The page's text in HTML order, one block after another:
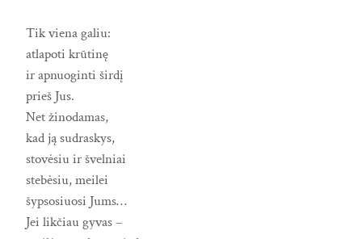
Tik viena galiu:
atlapoti krūtinę
ir apnuoginti širdį
prieš Jus.
Net žinodamas,
kad ją sudraskys,
stovėsiu ir švelniai
stebėsiu, meilei
šypsosiuosi Jums…
Jei likčiau gyvas –